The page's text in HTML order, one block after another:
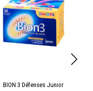
BION 3 Défenses Junior